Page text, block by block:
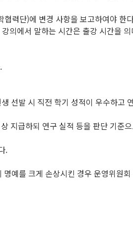
력단)에 변경 사항을 보고하여야 한
의에서 말하는 시간은 출강 시간을
선발 시 직전 학기 성적이 우수하고
지급하되 연구 실적 등을 판단 기준
.
예를 크게 손상시킨 경우 운영위원회